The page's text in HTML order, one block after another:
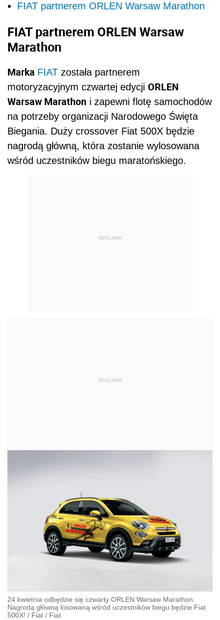
FIAT partnerem ORLEN Warsaw Marathon
FIAT partnerem ORLEN Warsaw
Marathon
Marka FIAT została partnerem
motoryzacyjnym czwartej edycji ORLEN
Warsaw Marathon i zapewni flotę samochodów
na potrzeby organizacji Narodowego Święta
Biegania. Duży crossover Fiat 500X będzie
nagrodą główną, która zostanie wylosowana
wśród uczestników biegu maratońskiego.
REKLAMA
REKLAMA
24 kwietnia odbędzie się czwarty ORLEN Warsaw Marathon.
Nagrodą główną losowaną wśród uczestników biegu będzie Fiat
500X! / Fiat / Fiat